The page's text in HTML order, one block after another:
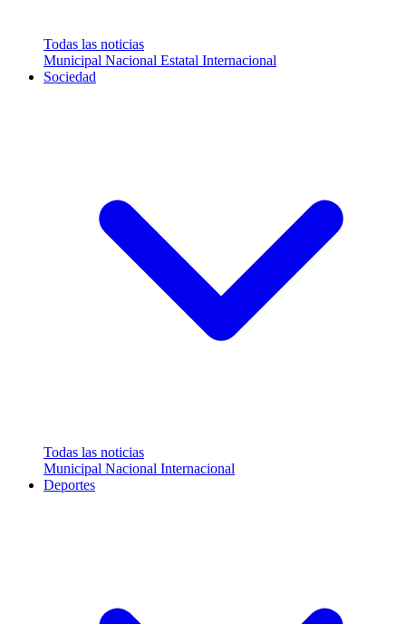
Todas las noticias
Municipal Nacional Estatal Internacional
Sociedad
Todas las noticias
Municipal Nacional Internacional
Deportes